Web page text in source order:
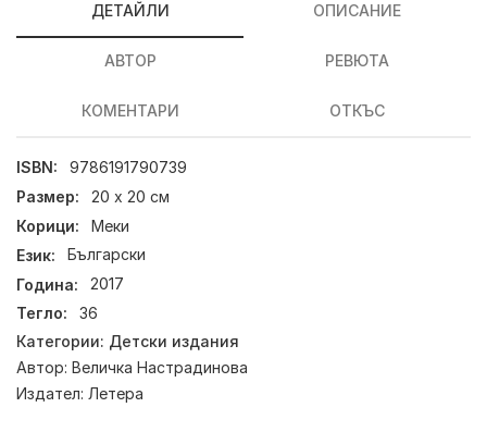
ДЕТАЙЛИ ОПИСАНИЕ
АВТОР РЕВЮТА
КОМЕНТАРИ ОТКЪС
ISBN:
9786191790739
Размер:
20 x 20 см
Корици:
Меки
Език:
Български
Година:
2017
Тегло:
36
Категории: Детски издания
Автор: Величка Настрадинова
Издател: Летера